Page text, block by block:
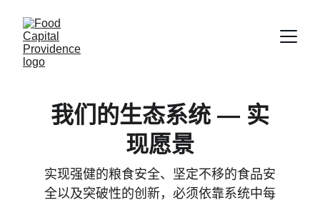
我们的生态系统 — 实
现愿景
实现强健的粮食安全、坚定不移的食品安
全以及突破性的创新，必须依靠系统中每